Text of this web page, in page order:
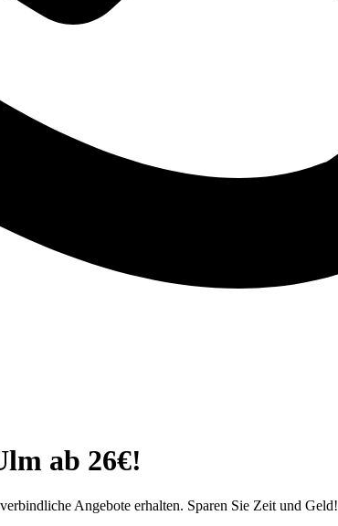
ab 26€!
Angebote erhalten. Sparen Sie Zeit und Geld!